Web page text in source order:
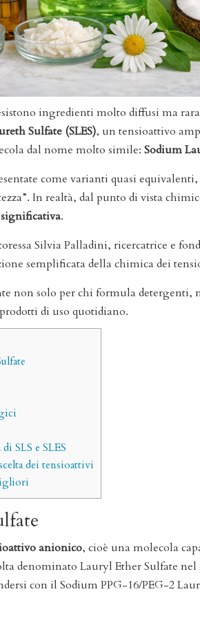
ingredienti molto diffusi ma
Sulfate (SLES), un tensioattivo
dal nome molto simile: Sodium
come varianti quasi
In realtà, dal punto di vista
.
Silvia Palladini, ricercatrice e
semplificata della chimica dei
non solo per chi formula detergenti,
di uso quotidiano.
SLS e SLES
dei tensioattivi
anionico, cioè una molecola
denominato Lauryl Ether Sulfate
con il Sodium PPG-16/PEG-2